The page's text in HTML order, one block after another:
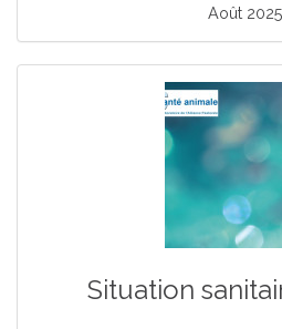
Août
Situation